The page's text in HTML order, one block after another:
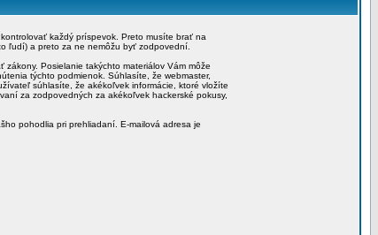
každý príspevok. Preto musíte brať na
ľudí) a preto za ne nemôžu byť zodpovední.
Posielanie takýchto materiálov Vám môže
týchto podmienok. Súhlasíte, že webmaster,
súhlasíte, že akékoľvek informácie, ktoré vložíte
za zodpovedných za akékoľvek hackerské pokusy,
pohodlia pri prehliadaní. E-mailová adresa je